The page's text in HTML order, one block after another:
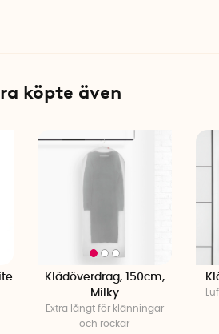
D x H)
köpte även
Klädöverdrag, 150cm,
Milky
Extra långt för klänningar
och rockar